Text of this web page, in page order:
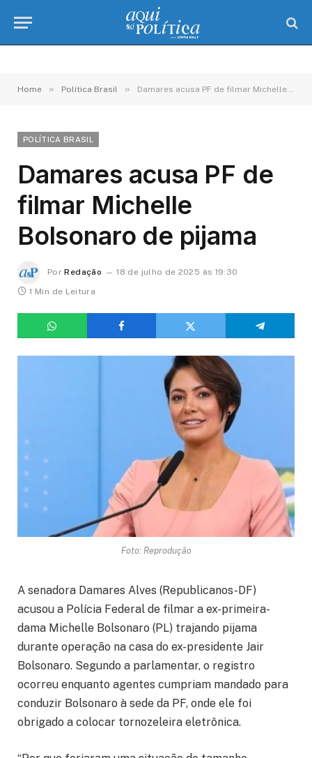
Home » Política Brasil » Damares acusa PF de filmar Michelle Bolsonaro de pijama
POLÍTICA BRASIL
Damares acusa PF de
filmar Michelle
Bolsonaro de pijama
Por Redação
18 de julho de 2025 às 19:30
1 Min de Leitura
Foto: Reprodução
A senadora Damares Alves (Republicanos-DF)
acusou a Polícia Federal de filmar a ex-primeira-
dama Michelle Bolsonaro (PL) trajando pijama
durante operação na casa do ex-presidente Jair
Bolsonaro. Segundo a parlamentar, o registro
ocorreu enquanto agentes cumpriam mandado para
conduzir Bolsonaro à sede da PF, onde ele foi
obrigado a colocar tornozeleira eletrônica.